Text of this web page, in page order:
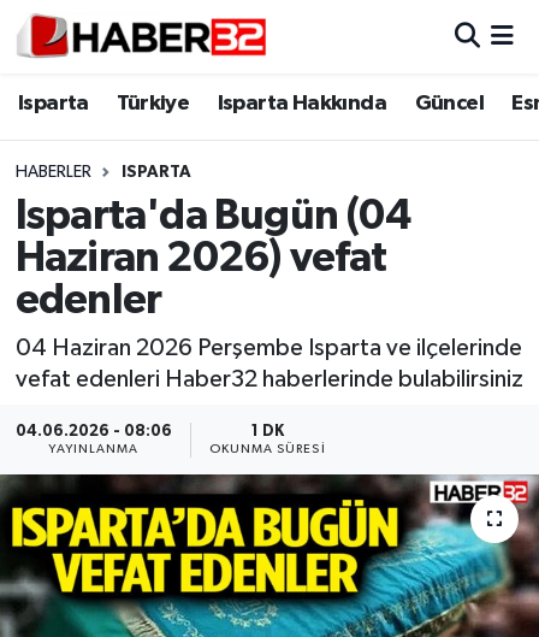
Isparta Türkiye Isparta Hakkında Güncel
HABERLER ISPARTA
Isparta'da Bugün (04
Haziran 2026) vefat
edenler
04 Haziran 2026 Perşembe Isparta ve ilçelerinde
vefat edenleri Haber32 haberlerinde bulabilirsiniz
04.06.2026 - 08:06
YAYINLANMA
1 DK
OKUNMA SÜRESI
Isparta
Esnaf Diyor ki;
ASAYİŞ
BİLİM VE TEKNOLOJİ
GENEL
Güncel
HABERDE İNSAN
Isparta Nöbetçi Eczaneler
Isparta Trafik Yoğunluk Haritası
Süper Lig Puan Durumu ve Fikstür
Tüm Manşetler
Haber Arşivi